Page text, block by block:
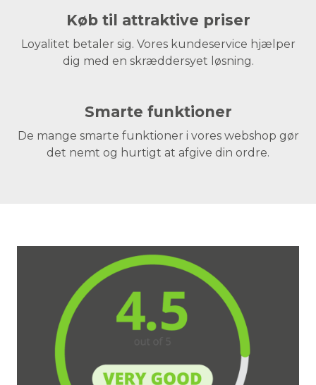
Køb til attraktive priser
Loyalitet betaler sig. Vores kundeservice hjælper
dig med en skræddersyet løsning.
Smarte funktioner
De mange smarte funktioner i vores webshop gør
det nemt og hurtigt at afgive din ordre.